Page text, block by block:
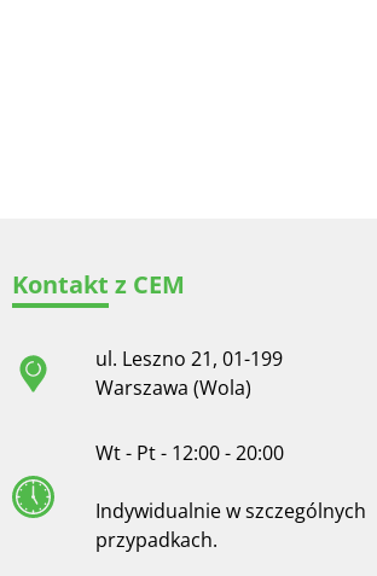
Kontakt z CEM
ul. Leszno 21, 01-199
Warszawa (Wola)
Wt - Pt - 12:00 - 20:00
Indywidualnie w szczególnych
przypadkach.